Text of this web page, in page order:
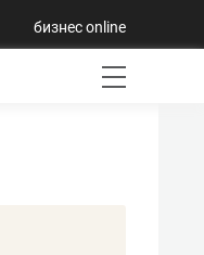
бизнес online